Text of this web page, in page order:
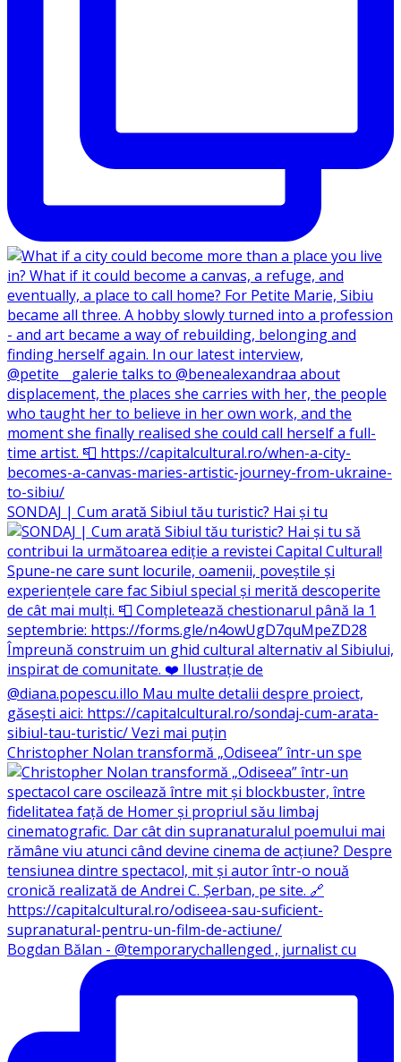
SONDAJ | Cum arată Sibiul tău turistic? Hai și tu
Christopher Nolan transformă „Odiseea” într-un spe
Bogdan Bălan - @temporarychallenged , jurnalist cu